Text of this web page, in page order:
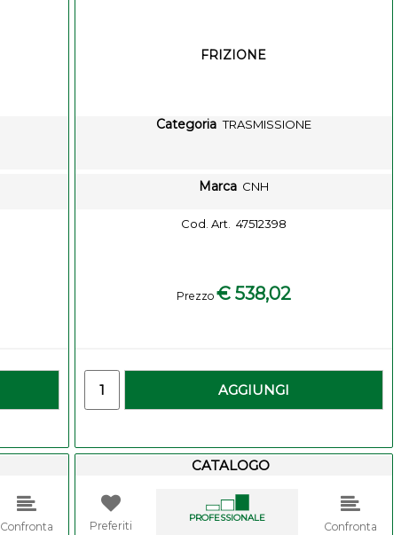
FRIZIONE
Categoria TRASMISSIONE
Marca CNH
Cod. Art. 47512398
Prezzo € 538,02
AGGIUNGI
Confronta
CATALOGO
Preferiti
PROFESSIONALE
Confronta